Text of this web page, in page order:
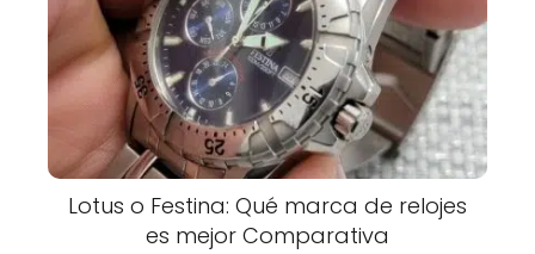
Lotus o Festina: Qué marca de relojes
es mejor Comparativa